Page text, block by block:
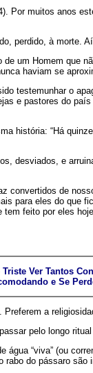
Por muitos anos
perdido, à morte.
um Homem que
haviam se
testemunhar o
e pastores do
história: “Há
desviados, e
convertidos de
para eles do que
tem feito por eles
Triste Ver Tantos
e Se
a
pelo longo
“viva” (ou
do pássaro são